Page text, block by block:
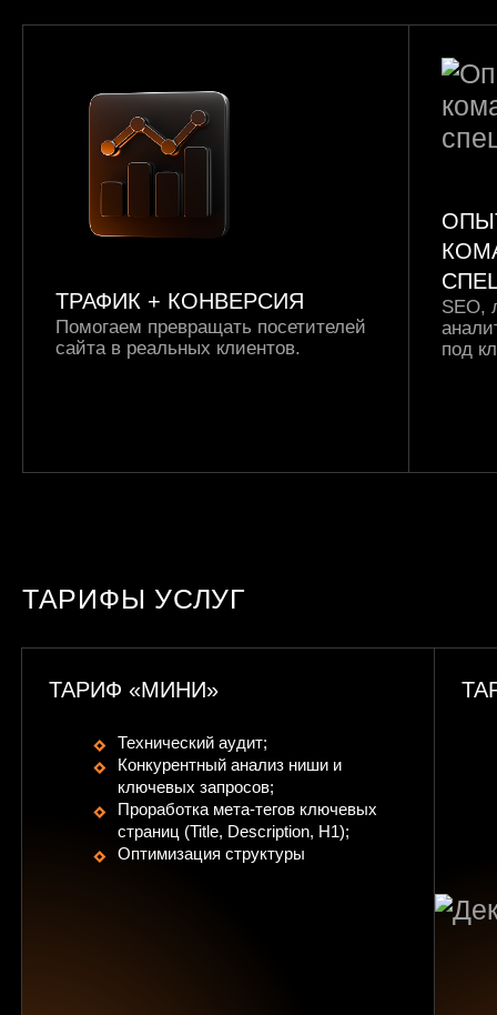
ТРАФИК + КОНВЕРСИЯ
Помогаем превращать посетителей
сайта в реальных клиентов.
SEO,
под
ТАРИФЫ УСЛУГ
ТАРИФ «МИНИ»
Технический аудит;
Конкурентный анализ ниши и
ключевых запросов;
Проработка мета-тегов ключевых
страниц (Title, Description, H1);
Оптимизация структуры